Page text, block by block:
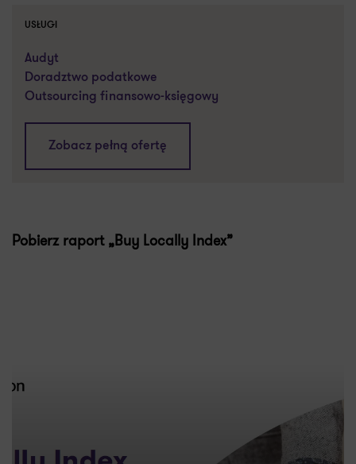
USŁUGI
Audyt
Doradztwo podatkowe
Outsourcing finansowo-księgowy
Zobacz pełną ofertę
Pobierz raport „Buy Locally Index”